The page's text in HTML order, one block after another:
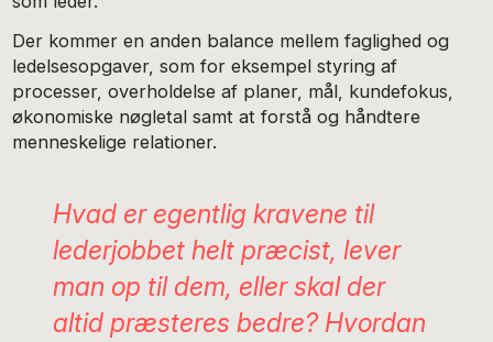
Der kommer en anden balance mellem faglighed og
ledelsesopgaver, som for eksempel styring af
processer, overholdelse af planer, mål, kundefokus,
økonomiske nøgletal samt at forstå og håndtere
menneskelige relationer.
Hvad er egentlig kravene til
lederjobbet helt præcist, lever
man op til dem, eller skal der
altid præsteres bedre? Hvordan